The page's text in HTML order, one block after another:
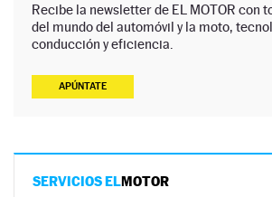
Recibe la newsletter de EL MOTOR con
del mundo del automóvil y la moto,
conducción y eficiencia.
APÚNTATE
SERVICIOS ELMOTOR